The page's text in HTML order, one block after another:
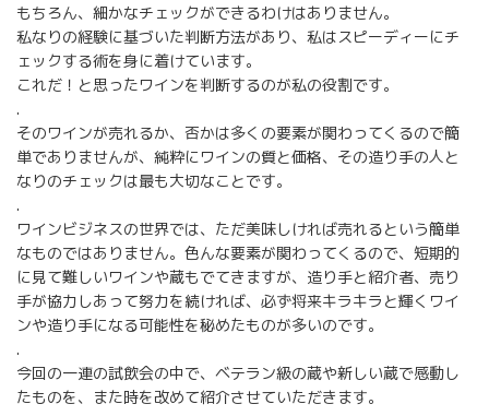
もちろん、細かなチェックができるわけはありません。
私なりの経験に基づいた判断方法があり、私はスピーディーにチ
ェックする術を身に着けています。
これだ！と思ったワインを判断するのが私の役割です。
.
そのワインが売れるか、否かは多くの要素が関わってくるので簡
単でありませんが、純粋にワインの質と価格、その造り手の人と
なりのチェックは最も大切なことです。
.
ワインビジネスの世界では、ただ美味しければ売れるという簡単
なものではありません。色んな要素が関わってくるので、短期的
に見て難しいワインや蔵もでてきますが、造り手と紹介者、売り
手が協力しあって努力を続ければ、必ず将来キラキラと輝くワイ
ンや造り手になる可能性を秘めたものが多いのです。
.
今回の一連の試飲会の中で、ベテラン級の蔵や新しい蔵で感動し
たものを、また時を改めて紹介させていただきます。